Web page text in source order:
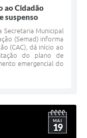
ao Cidadão
suspenso
Municipal
(Semad) informa
(CAC), dá início ao
do plano de
emergencial do
MAI
19